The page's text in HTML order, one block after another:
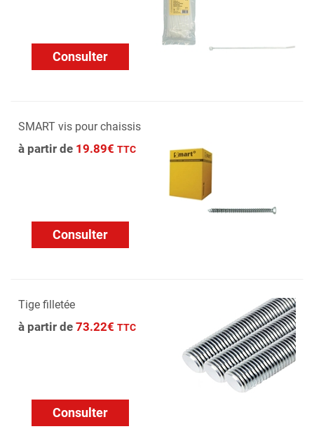
Consulter
SMART vis pour chaissis
à partir de 19.89€ TTC
Consulter
Tige filletée
à partir de 73.22€ TTC
Consulter